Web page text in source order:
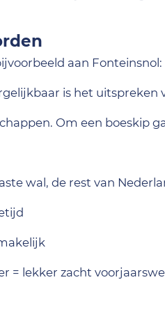
aan
is het uitspreken
Om een boeskip
wal, de rest van
= lekker zacht